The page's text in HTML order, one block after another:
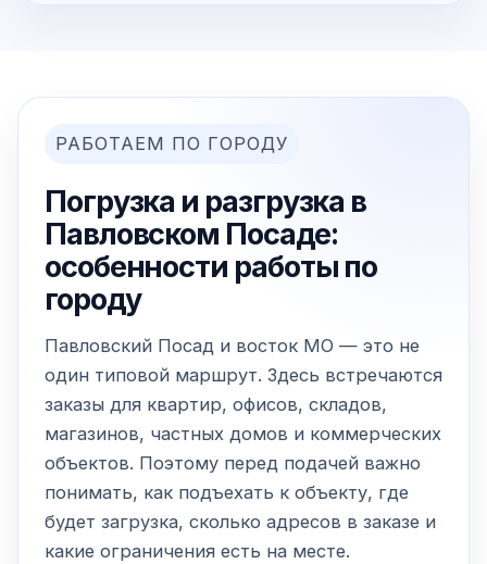
РАБОТАЕМ ПО ГОРОДУ
Погрузка и разгрузка в
Павловском Посаде:
особенности работы по
городу
Павловский Посад и восток МО — это не
один типовой маршрут. Здесь встречаются
заказы для квартир, офисов, складов,
магазинов, частных домов и коммерческих
объектов. Поэтому перед подачей важно
понимать, как подъехать к объекту, где
будет загрузка, сколько адресов в заказе и
какие ограничения есть на месте.